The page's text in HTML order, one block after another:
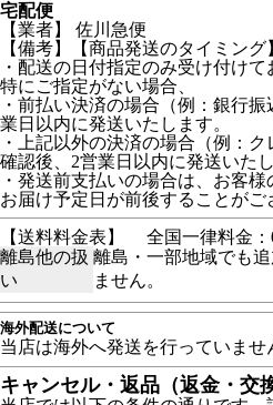
宅配便
【業者】 佐川急便
【備考】【商品発送のタイミング
・配送の日付指定のみ受け付けて
特にご指定がない場合、
・前払い決済の場合（例：銀行
業日以内に発送いたします。
・上記以外の決済の場合（例：
確認後、2営業日以内に発送いたし
・発送前支払いの場合は、お客
お届け予定日が前後することがご
【送料料金表】
全国一律料金：
離島他の扱
い
離島・一部地域でも
ません。
海外配送について
当店は海外へ発送を行っていませ
キャンセル・返品（返金・交